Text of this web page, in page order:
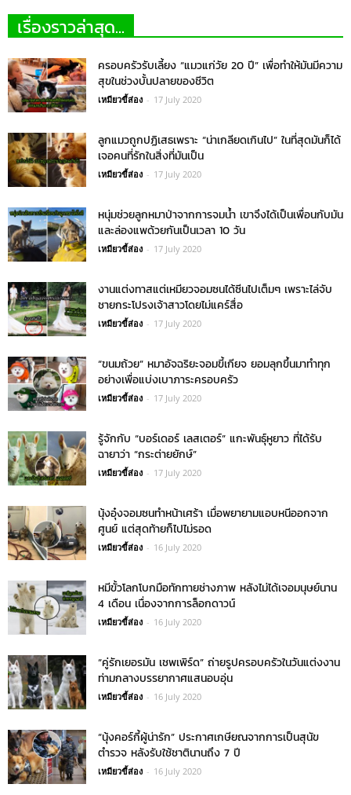
เรื่องราวล่าสุด...
ครอบครัวรับเลี้ยง “แมวแก่วัย 20 ปี” เพื่อทำให้มันมีความ
สุขในช่วงบั้นปลายของชีวิต
เหมียวขี้ส่อง - 17 July 2020
ลูกแมวถูกปฏิเสธเพราะ “น่าเกลียดเกินไป” ในที่สุดมันก็ได้
เจอคนที่รักในสิ่งที่มันเป็น
เหมียวขี้ส่อง - 17 July 2020
หนุ่มช่วยลูกหมาป่าจากการจมน้ำ เขาจึงได้เป็นเพื่อนกับมัน
และล่องแพด้วยกันเป็นเวลา 10 วัน
เหมียวขี้ส่อง - 17 July 2020
งานแต่งทาสแต่เหมียวจอมซนได้ซีนไปเต็มๆ เพราะไล่จับ
ชายกระโปรงเจ้าสาวโดยไม่แคร์สื่อ
เหมียวขี้ส่อง - 17 July 2020
“ขนมถ้วย” หมาอัจฉริยะจอมขี้เกียจ ยอมลุกขึ้นมาทำทุก
อย่างเพื่อแบ่งเบาภาระครอบครัว
เหมียวขี้ส่อง - 17 July 2020
รู้จักกับ “บอร์เดอร์ เลสเตอร์” แกะพันธุ์หูยาว ที่ได้รับ
ฉายาว่า “กระต่ายยักษ์”
เหมียวขี้ส่อง - 17 July 2020
นุ้งอุ๋งจอมซนทำหน้าเศร้า เมื่อพยายามแอบหนีออกจาก
ศูนย์ แต่สุดท้ายก็ไปไม่รอด
เหมียวขี้ส่อง - 16 July 2020
หมีขั้วโลกโบกมือทักทายช่างภาพ หลังไม่ได้เจอมนุษย์นาน
4 เดือน เนื่องจากการล็อกดาวน์
เหมียวขี้ส่อง - 16 July 2020
“คู่รักเยอรมัน เชพเพิร์ด” ถ่ายรูปครอบครัวในวันแต่งงาน
ท่ามกลางบรรยากาศแสนอบอุ่น
เหมียวขี้ส่อง - 16 July 2020
“นุ้งคอร์กี้ผู้น่ารัก” ประกาศเกษียณจากการเป็นสุนัข
ตำรวจ หลังรับใช้ชาตินานถึง 7 ปี
เหมียวขี้ส่อง - 16 July 2020